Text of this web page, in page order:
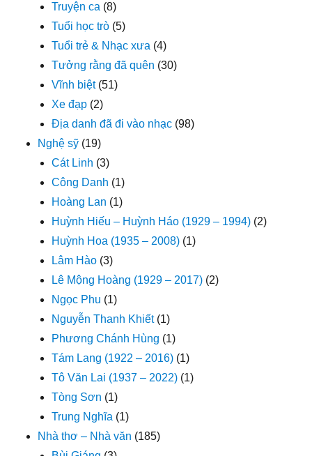
Truyện ca (8)
Tuổi học trò (5)
Tuổi trẻ & Nhạc xưa (4)
Tưởng rằng đã quên (30)
Vĩnh biệt(51)
Xe đạp (2)
Địa danh đã đi vào nhạc (98)
Nghệ sỹ (19)
Cát Linh (3)
Công Danh (1)
Hoàng Lan (1)
Huỳnh Hiếu – Huỳnh Háo (1929 – 1994) (2)
Huỳnh Hoa (1935 – 2008) (1)
Lâm Hào (3)
Lê Mộng Hoàng (1929 – 2017) (2)
Ngọc Phu (1)
Nguyễn Thanh Khiết(1)
Phương Chánh Hùng (1)
Tám Lang (1922 – 2016) (1)
Tô Văn Lai (1937 – 2022) (1)
Tòng Sơn (1)
Trung Nghĩa (1)
Nhà thơ – Nhà văn (185)